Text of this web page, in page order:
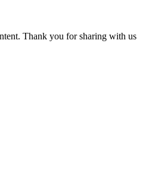
Thank you for sharing with us